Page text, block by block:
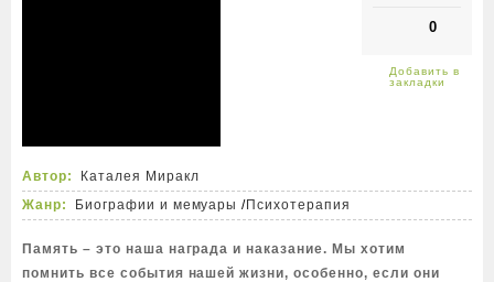
0
Автор:
Каталея Миракл
Жанр:
Биографии и мемуары /Психотерапия
Память – это наша награда и наказание. Мы хотим
помнить все события нашей жизни, особенно, если они